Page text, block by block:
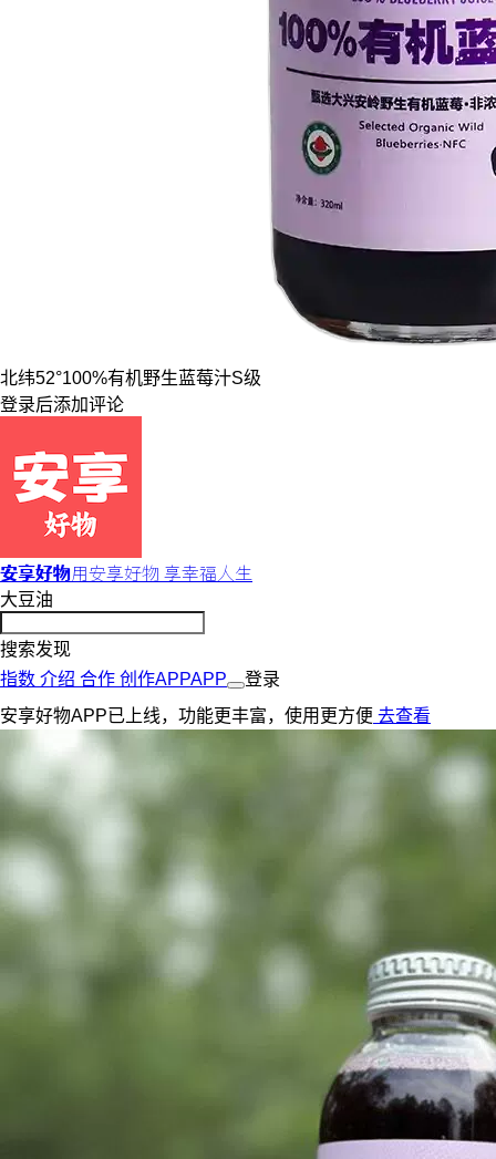
北纬52°100%有机野生蓝莓汁S级
登录后添加评论
安享好物用安享好物 享幸福人生
大豆油
搜索发现
指数 介绍 合作 创作APPAPP
登录
安享好物APP已上线，功能更丰富，使用更方便 去查看